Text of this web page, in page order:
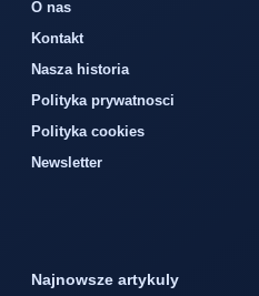
O nas
Kontakt
Nasza historia
Polityka prywatnosci
Polityka cookies
Newsletter
Najnowsze artykuly